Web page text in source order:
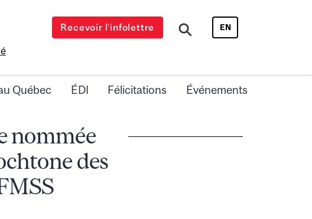
Recevoir l’infolettre EN
Québec ÉDI Félicitations Événements
nommée
des